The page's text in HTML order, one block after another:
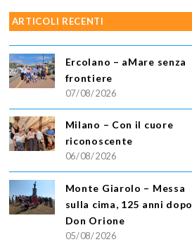
ARTICOLI RECENTI
Ercolano – aMare senza
frontiere
07/08/2026
Milano – Con il cuore
riconoscente
06/08/2026
Monte Giarolo – Messa
sulla cima, 125 anni dopo
Don Orione
05/08/2026